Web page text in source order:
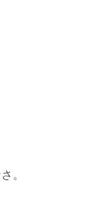
。